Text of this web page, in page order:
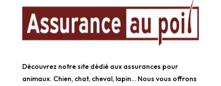
Découvrez notre site dédié aux assurances pour
animaux. Chien, chat, cheval, lapin… Nous vous offrons